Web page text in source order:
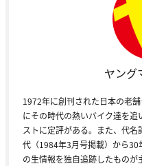
ヤング
1972年に創刊された日本の老
にその時代の熱いバイク達を追
ストに定評がある。また、代
代（1984年3月号掲載）から30
の生情報を独自追跡したもの